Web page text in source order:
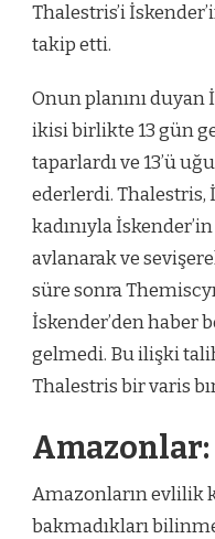
Thalestris’i
takip etti.
Onun planını
ikisi birlikte 13 gün
taparlardı ve 13’ü
ederlerdi. Thalestris,
kadınıyla
avlanarak ve
süre sonra
İskender’den haber
gelmedi. Bu ilişki
Thalestris bir varis
Amazonlar:
Amazonların evlilik
bakmadıkları